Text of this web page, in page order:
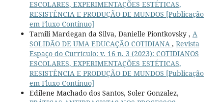
ESCOLARES, EXPERIMENTAÇÕES ESTÉTICAS,
RESISTÊNCIA E PRODUÇÃO DE MUNDOS [Publicação
em Fluxo Contínuo]
Tamili Mardegan da Silva, Danielle Piontkovsky , A
SOLIDÃO DE UMA EDUCAÇÃO COTIDIANA , Revista
Espaço do Currículo: v. 16 n. 3 (2023): COTIDIANOS
ESCOLARES, EXPERIMENTAÇÕES ESTÉTICAS,
RESISTÊNCIA E PRODUÇÃO DE MUNDOS [Publicação
em Fluxo Contínuo]
Edilene Machado dos Santos, Soler Gonzalez,